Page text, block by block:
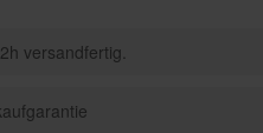
versandfertig.